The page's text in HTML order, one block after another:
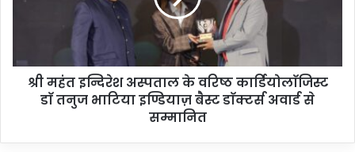
श्री महंत इन्दिरेश अस्पताल के वरिष्ठ कार्डियोलाॅजिस्ट
डाॅ तनुज भाटिया इण्डियाज़ बैस्ट डाॅक्टर्स अवार्ड से
सम्मानित